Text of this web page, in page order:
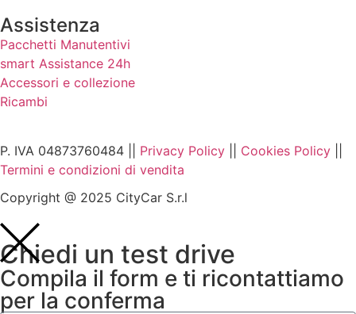
Assistenza
Pacchetti Manutentivi
smart Assistance 24h
Accessori e collezione
Ricambi
P. IVA 04873760484 || Privacy Policy Cookies Policy
Termini e condizioni di vendita
Copyright @ 2025 CityCar S.r.l
Chiedi un test drive
Compila il form e ti ricontattiamo
per la conferma